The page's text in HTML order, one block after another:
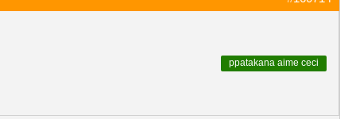
ppatakana aime ceci